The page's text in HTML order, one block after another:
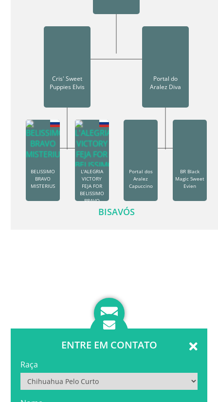
Cris' Sweet
Puppies Elvis
Portal do
Aralez Diva
BELISSIMO
BRAVO
MISTERIUS
L'ALEGRIA
VICTORY
FEJA FOR
BELISSIMO
BRAVO
Portal dos
Aralez
Capuccino
BR Black
Magic Sweet
Evien
BISAVÓS
ENTRE EM CONTATO
Raça